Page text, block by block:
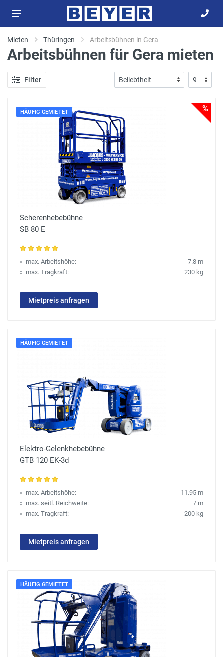
Mieten Thüringen Arbeitsbühnen in Gera
Arbeitsbühnen für Gera mieten
Filter
HÄUFIG GEMIETET %
Scherenhebebühne
SB 80 E
max. Arbeitshöhe:
7.8 m
max. Tragkraft:
230 kg
Mietpreis anfragen
HÄUFIG GEMIETET
Elektro-Gelenkhebebühne
GTB 120 EK-3d
max. Arbeitshöhe:
11.95 m
max. seitl. Reichweite:
7 m
max. Tragkraft:
200 kg
Mietpreis anfragen
HÄUFIG GEMIETET